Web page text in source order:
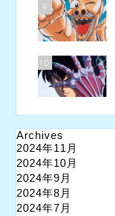
9
10
Archives
2024年11月
2024年10月
2024年9月
2024年8月
2024年7月